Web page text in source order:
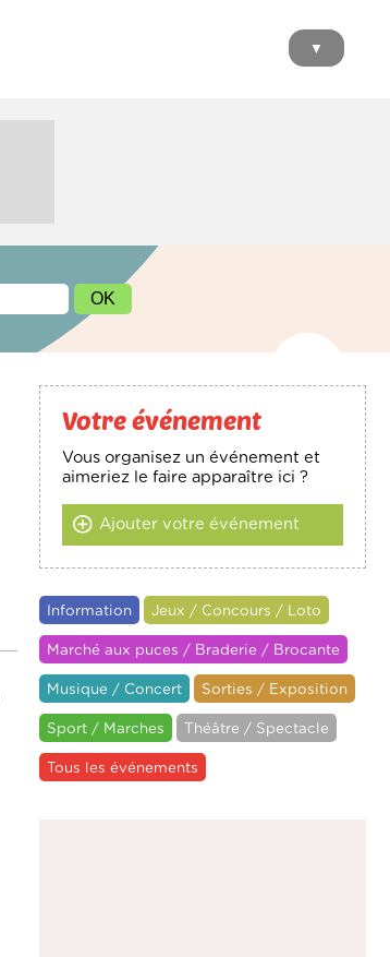
▼
Votre événement
Vous organisez un événement et
aimeriez le faire apparaître ici ?
Ajouter votre événement
Information Jeux / Concours / Loto
Marché aux puces / Braderie / Brocante
Musique / Concert Sorties / Exposition
Sport / Marches Théâtre / Spectacle
Tous les événements